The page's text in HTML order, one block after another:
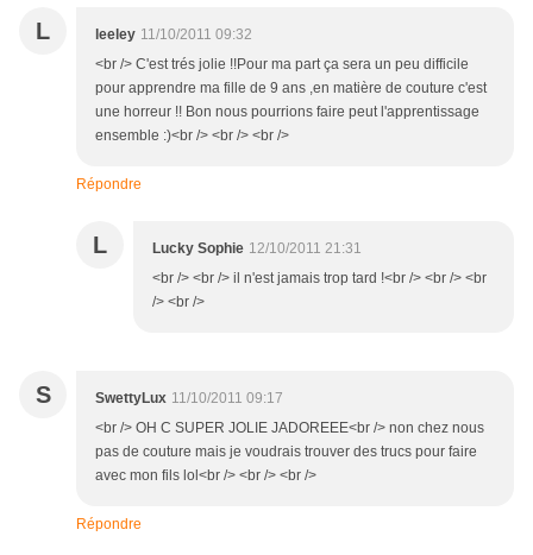
L leeley 11/10/2011 09:32
<br /> C'est trés jolie !!Pour ma part ça sera un peu difficile
pour apprendre ma fille de 9 ans ,en matière de couture c'est
une horreur !! Bon nous pourrions faire peut l'apprentissage
ensemble :)<br /> <br /> <br />
Répondre
L Lucky Sophie 12/10/2011 21:31
<br /> <br /> il n'est jamais trop tard !<br /> <br /> <br
/> <br />
S SwettyLux 11/10/2011 09:17
<br /> OH C SUPER JOLIE JADOREEE<br /> non chez nous
pas de couture mais je voudrais trouver des trucs pour faire
avec mon fils lol<br /> <br /> <br />
Répondre